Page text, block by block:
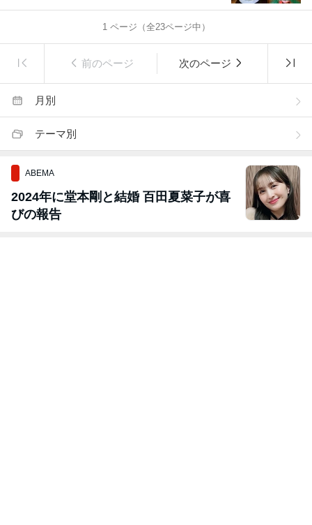
1ページ（全23ページ中）
前のページ 次のページ
月別
テーマ別
ABEMA
2024年に堂本剛と結婚 百田夏菜子が喜
びの報告